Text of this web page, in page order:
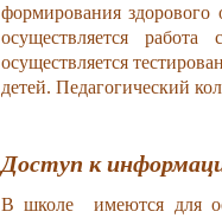
формирования здорового
осуществляется
осуществляется
детей. Педагогический
Доступ к
В школе имеются для